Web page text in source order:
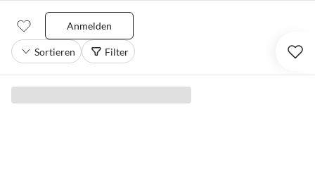
Anmelden
Sortieren Filter